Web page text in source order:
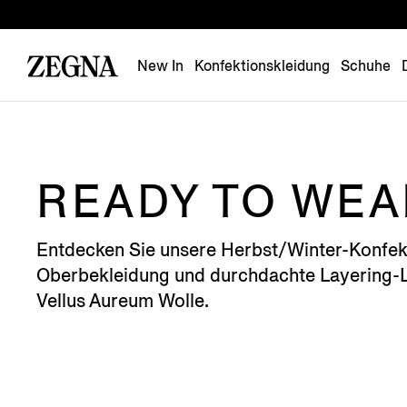
New In Konfektionskleidung Schuhe
READY TO
Entdecken Sie unsere Herbst/Winter-
Oberbekleidung und durchdachte
Vellus Aureum Wolle.